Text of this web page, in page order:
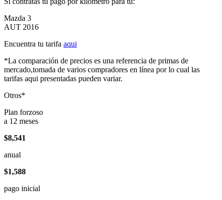
Mazda 3
AUT 2016
Encuentra tu tarifa aqui
*La comparación de precios es una referencia de primas de
mercado,tomada de varios compradores en línea por lo cual las
tarifas aqui presentadas pueden variar.
Otros*
Plan forzoso
a 12 meses
$8,541
anual
$1,588
pago inicial